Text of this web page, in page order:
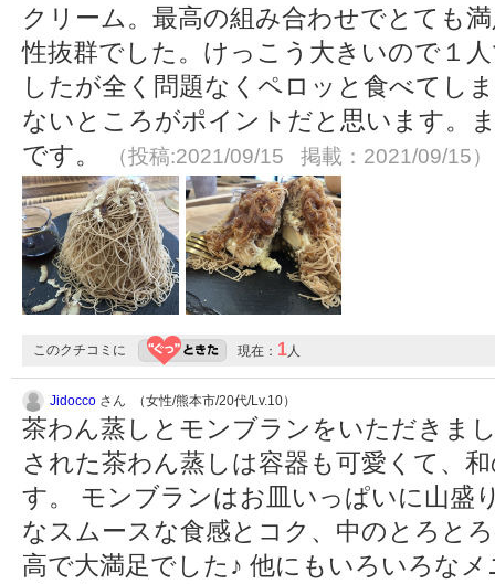
クリーム。最高の組み合わせでとても
性抜群でした。けっこう大きいので１
したが全く問題なくペロッと食べてし
ないところがポイントだと思います。
です。
（投稿:2021/09/15 掲載：2021/09/15）
このクチコミに 現在： 1人
Jidocco さん （女性/熊本市/20代/Lv.10）
茶わん蒸しとモンブランをいただきま
された茶わん蒸しは容器も可愛くて、
す。 モンブランはお皿いっぱいに山盛
なスムースな食感とコク、中のとろと
高で大満足でした♪ 他にもいろいろな